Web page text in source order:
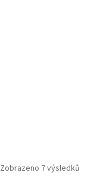
Zobrazeno 7 výsledkůSeřazeno